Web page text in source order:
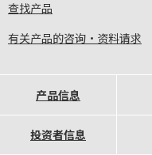
查找产品
有关产品的咨询·资料请求
产品信息
投资者信息